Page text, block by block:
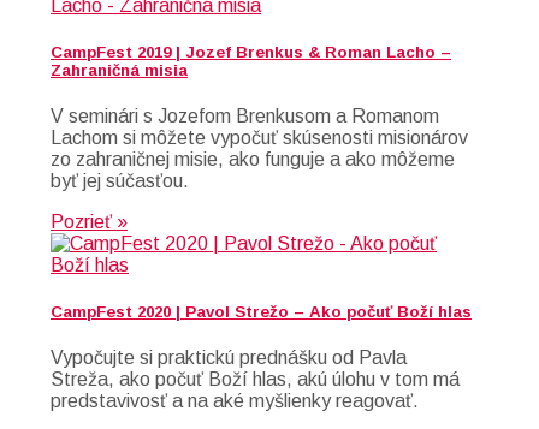
CampFest 2019 | Jozef Brenkus & Roman Lacho –
Zahraničná misia
V seminári s Jozefom Brenkusom a Romanom
Lachom si môžete vypočuť skúsenosti misionárov
zo zahraničnej misie, ako funguje a ako môžeme
byť jej súčasťou.
Pozrieť »
CampFest 2020 | Pavol Strežo – Ako počuť Boží hlas
Vypočujte si praktickú prednášku od Pavla
Streža, ako počuť Boží hlas, akú úlohu v tom má
predstavivosť a na aké myšlienky reagovať.